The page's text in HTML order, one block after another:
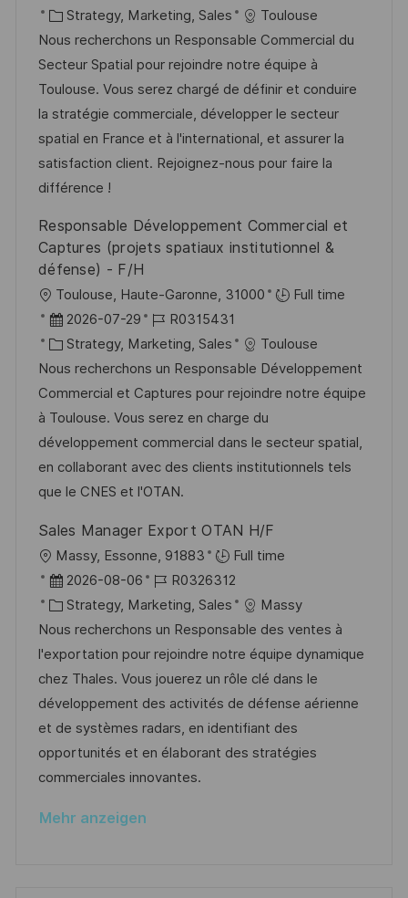
f
u
n
g
t a
t
u
m
d
e
r
V
r
ö
f
f
e
l
i
n
g
o
b
-
I
D
K
a
t
e
g
o
r
i
Strategy, Marketing, Sales
Toulouse
Nous recherchons un Responsable Commercial du
Secteur Spatial pour rejoindre notre équipe à
Toulouse. Vous serez chargé de définir et conduire
la stratégie commerciale, développer le secteur
spatial en France et à l'international, et assurer la
satisfaction client. Rejoignez-nous pour faire la
différence !
Responsable Développement Commercial et
Captures (projets spatiaux institutionnel &
défense) - F/H
O
r
t
Toulouse, Haute-Garonne, 31000
Full time
D
a
t
u
m
d
e
r
e
r
ö
f
f
e
n
t
l
i
c
h
2026-07-29
J
o
b
-
I
D
R0315431
K
a
t
e
g
o
r
e
Strategy, Marketing, Sales
Toulouse
Nous recherchons un Responsable Développement
Commercial et Captures pour rejoindre notre équipe
à Toulouse. Vous serez en charge du
développement commercial dans le secteur spatial,
en collaborant avec des clients institutionnels tels
que le CNES et l'OTAN.
Sales Manager Export OTAN H/F
O
r
t
Massy, Essonne, 91883
Full time
D
a
t
u
m
d
e
r
V
r
2026-08-06
J
o
b
-
I
D
R0326312
K
a
t
e
g
o
r
i
Strategy, Marketing, Sales
Massy
Nous recherchons un Responsable des ventes à
l'exportation pour rejoindre notre équipe dynamique
chez Thales. Vous jouerez un rôle clé dans le
développement des activités de défense aérienne
et de systèmes radars, en identifiant des
opportunités et en élaborant des stratégies
commerciales innovantes.
Mehr anzeigen